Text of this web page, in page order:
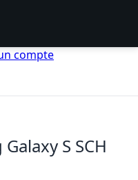
compte
S SCH